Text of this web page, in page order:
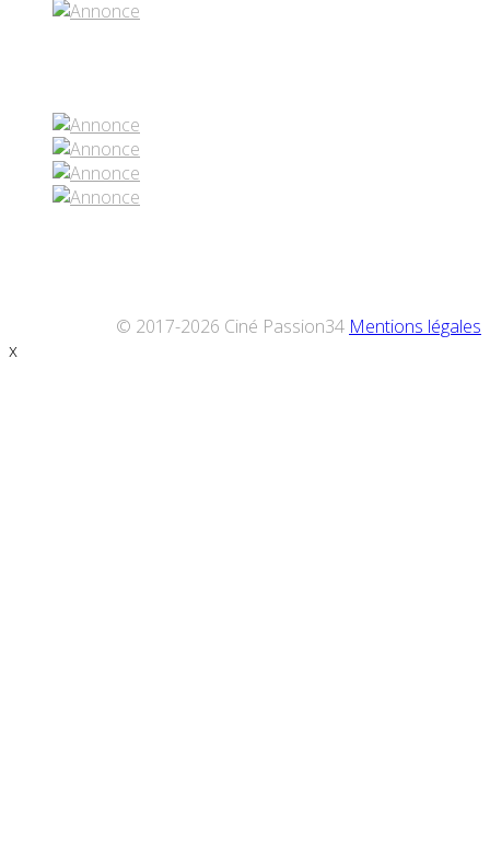
© 2017-2026 Ciné Passion34 Mentions légales
x